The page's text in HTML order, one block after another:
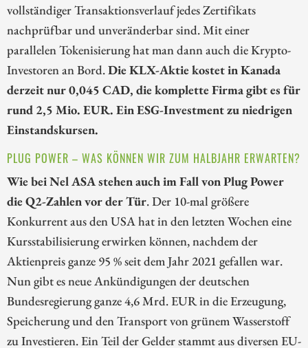
vollständiger Transaktionsverlauf jedes Zertifikats
nachprüfbar und unveränderbar sind. Mit einer
parallelen Tokenisierung hat man dann auch die Krypto-
Investoren an Bord.Die KLX-Aktie kostet in Kanada
derzeit nur 0,045 CAD, die komplette Firma gibt es für
rund 2,5 Mio. EUR. Ein ESG-Investment zu niedrigen
Einstandskursen.
PLUG POWER – WAS KÖNNEN WIR ZUM HALBJAHR ERWARTEN?
Wie bei Nel ASA stehen auch im Fall von Plug Power
die Q2-Zahlen vor der Tür. Der 10-mal größere
Konkurrent aus den USA hat in den letzten Wochen eine
Kursstabilisierung erwirken können, nachdem der
Aktienpreis ganze 95 % seit dem Jahr 2021 gefallen war.
Nun gibt es neue Ankündigungen der deutschen
Bundesregierung ganze 4,6 Mrd. EUR in die Erzeugung,
Speicherung und den Transport von grünem Wasserstoff
zu Investieren. Ein Teil der Gelder stammt aus diversen EU-